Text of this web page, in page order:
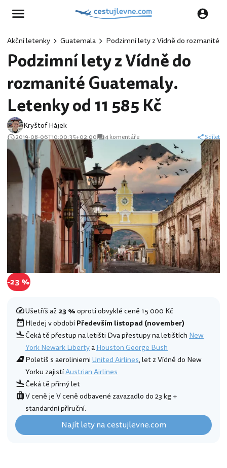
Akční letenky Guatemala Podzimní lety z Vídně do rozmanité
Podzimní lety z Vídně do
rozmanité Guatemaly.
Letenky od 11 585 Kč
Kryštof Hájek
2019-08-06T10:00:35+02:00 4 komentáře Sdílet
-23 %
Ušetříš až23 %oproti obvyklé ceně 15 000 Kč
Hledej v obdobíPředevším listopad (november)
Čeká tě přestup na letišti Dva přestupy na letištích New
York Newark LibertyaHouston George Bush
Poletíš s aeroliniemiUnited Airlines, let z Vídně do New
Yorku zajistíAustrian Airlines
Čeká tě přímý let
V ceně je V ceně odbavené zavazadlo do 23 kg +
standardní příruční.
Najít lety na cestujlevne.com